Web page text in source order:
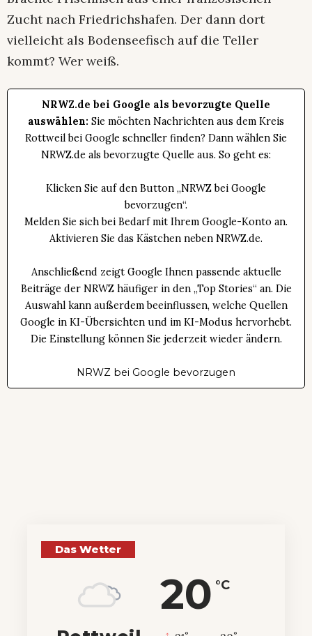
Zucht nach Friedrichshafen. Der dann dort
vielleicht als Bodenseefisch auf die Teller
kommt? Wer weiß.
NRWZ.de bei Google als bevorzugte Quelle
auswählen: Sie möchten Nachrichten aus dem Kreis
Rottweil bei Google schneller finden? Dann wählen Sie
NRWZ.de als bevorzugte Quelle aus. So geht es:
Klicken Sie auf den Button „NRWZ bei Google
bevorzugen“.
Melden Sie sich bei Bedarf mit Ihrem Google-Konto an.
Aktivieren Sie das Kästchen neben NRWZ.de.
Anschließend zeigt Google Ihnen passende aktuelle
Beiträge der NRWZ häufiger in den „Top Stories“ an. Die
Auswahl kann außerdem beeinflussen, welche Quellen
Google in KI-Übersichten und im KI-Modus hervorhebt.
Die Einstellung können Sie jederzeit wieder ändern.
NRWZ bei Google bevorzugen
Das Wetter
20 °C